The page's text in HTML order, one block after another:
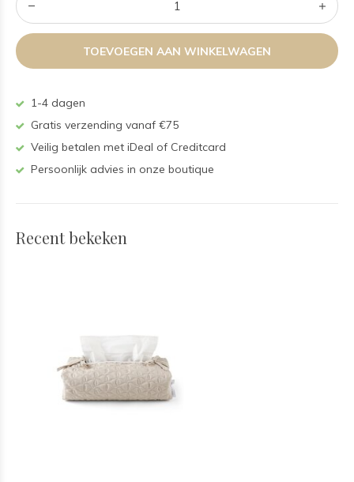
TOEVOEGEN AAN WINKELWAGEN
1-4 dagen
Gratis verzending vanaf €75
Veilig betalen met iDeal of Creditcard
Persoonlijk advies in onze boutique
Recent bekeken